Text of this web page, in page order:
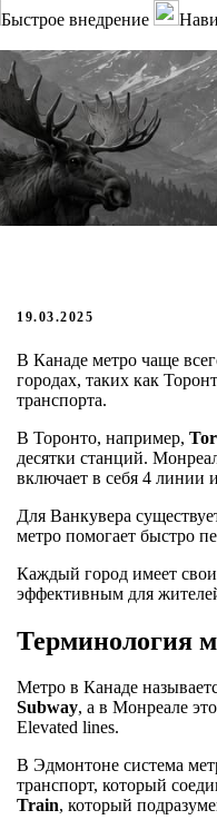
Быстрое внедрение
19.03.2025
В Канаде метро чаще
городах, таких как
транспорта.
В Торонто, например,
десятки станций.
включает в себя 4 линии
Для Ванкувера
метро помогает быстро
Каждый город имеет свои
эффективным для
Терминология
Метро в Канаде
Subway, а в Монреале
Elevated lines.
В Эдмонтоне система
транспорт, который
Train, который